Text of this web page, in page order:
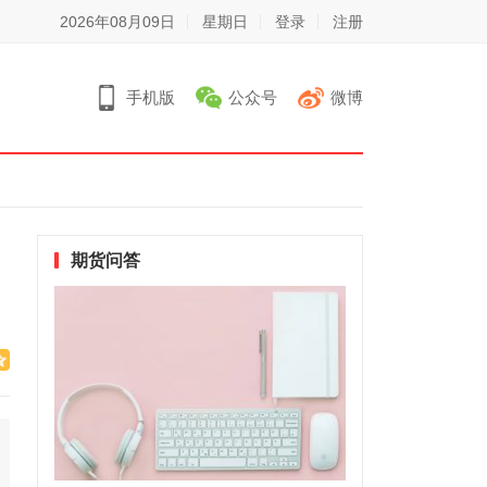
2026年08月09日 星期日 登录 注册
手机版 公众号 微博
期货问答